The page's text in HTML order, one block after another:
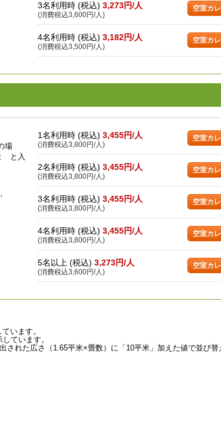
3名利用時 (税込) 3,273円/人
(消費税込3,600円/人)
空室カ
4名利用時 (税込) 3,182円/人
(消費税込3,500円/人)
空室カ
場
と入
1名利用時 (税込) 3,455円/人
(消費税込3,800円/人)
空室カ
2名利用時 (税込) 3,455円/人
(消費税込3,800円/人)
空室カ
3名利用時 (税込) 3,455円/人
(消費税込3,800円/人)
空室カ
4名利用時 (税込) 3,455円/人
(消費税込3,800円/人)
空室カ
5名以上 (税込) 3,273円/人
(消費税込3,600円/人)
空室カ
います。
ています。
れた広さ（1.65平米×畳数）に「10平米」加えた値で並び替